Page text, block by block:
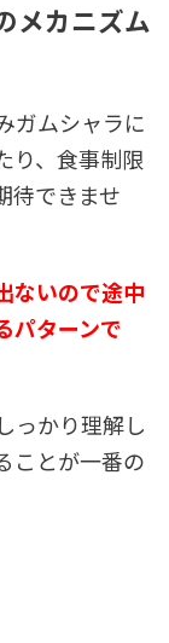
メカニズム
ガムシャラに
り、食事制限
待できませ
ないので途中
パターンで
っかり理解し
ことが一番の